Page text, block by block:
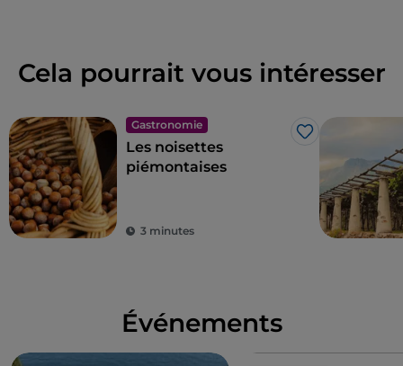
Cela pourrait vous intéresser
Gastronomie
J’aime
Les noisettes
piémontaises
3 minutes
Événements